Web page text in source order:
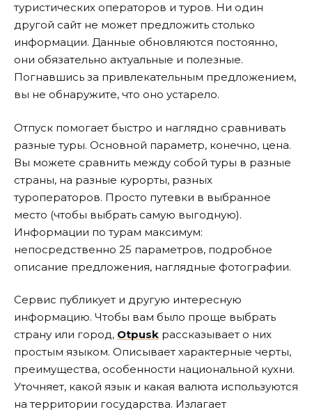
туристических операторов и туров. Ни один
другой сайт не может предложить столько
информации. Данные обновляются постоянно,
они обязательно актуальные и полезные.
Погнавшись за привлекательным предложением,
вы не обнаружите, что оно устарело.
Отпуск помогает быстро и наглядно сравнивать
разные туры. Основной параметр, конечно, цена.
Вы можете сравнить между собой туры в разные
страны, на разные курорты, разных
туроператоров. Просто путевки в выбранное
место (чтобы выбрать самую выгодную).
Информации по турам максимум:
непосредственно 25 параметров, подробное
описание предложения, наглядные фотографии.
Сервис публикует и другую интересную
информацию. Чтобы вам было проще выбрать
страну или город, Otpusk рассказывает о них
простым языком. Описывает характерные черты,
преимущества, особенности национальной кухни.
Уточняет, какой язык и какая валюта используются
на территории государства. Излагает